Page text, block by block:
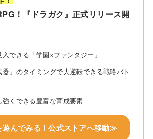
！『ドラガク』正式リリース開
できる「学園×ファンタジー」
」のタイミングで大逆転できる戦略バト
くできる豊富な育成要素
遊んでみる！公式ストアへ移動≫